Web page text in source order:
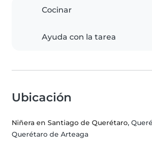
Cocinar
Ayuda con la tarea
Ubicación
Niñera en Santiago de Querétaro,
Querétaro de Arteaga